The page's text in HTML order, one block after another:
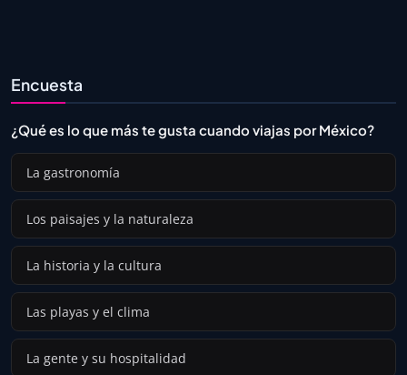
Encuesta
¿Qué es lo que más te gusta cuando viajas por México?
La gastronomía
Los paisajes y la naturaleza
La historia y la cultura
Las playas y el clima
La gente y su hospitalidad